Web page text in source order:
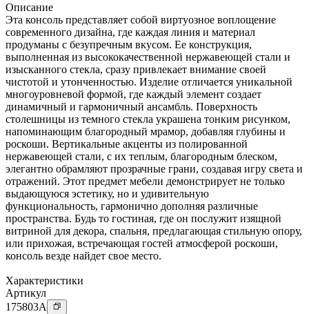
Описание
Эта консоль представляет собой виртуозное воплощение
современного дизайна, где каждая линия и материал
продуманы с безупречным вкусом. Ее конструкция,
выполненная из высококачественной нержавеющей стали и
изысканного стекла, сразу привлекает внимание своей
чистотой и утонченностью. Изделие отличается уникальной
многоуровневой формой, где каждый элемент создает
динамичный и гармоничный ансамбль. Поверхность
столешницы из темного стекла украшена тонким рисунком,
напоминающим благородный мрамор, добавляя глубины и
роскоши. Вертикальные акценты из полированной
нержавеющей стали, с их теплым, благородным блеском,
элегантно обрамляют прозрачные грани, создавая игру света и
отражений. Этот предмет мебели демонстрирует не только
выдающуюся эстетику, но и удивительную
функциональность, гармонично дополняя различные
пространства. Будь то гостиная, где он послужит изящной
витриной для декора, спальня, предлагающая стильную опору,
или прихожая, встречающая гостей атмосферой роскоши,
консоль везде найдет свое место.
Характеристики
Артикул
175803A